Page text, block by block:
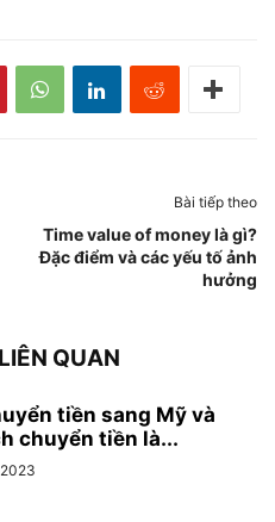
Bài tiếp theo
Time value of money là gì?
Đặc điểm và các yếu tố ảnh
hưởng
QUAN
tiền sang Mỹ và
chuyển tiền là...